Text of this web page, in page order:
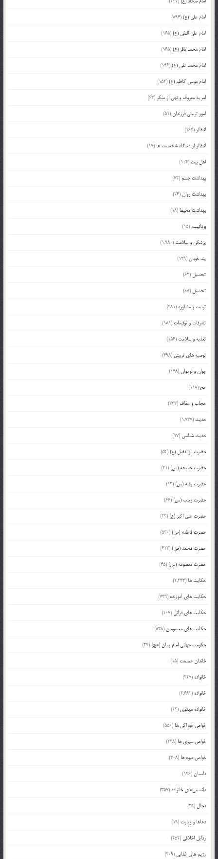
امام علی (ع)(894)
امام علی النقی (ع)(165)
امام محمد باقر (ع)(165)
امام محمد تقی (ع)(146)
امام موسی کاظم (ع)(152)
امر به معروف و نهی از منکر (63)
امور تربیتی فرزندان(51)
انتظار (164)
انتظار از دیدگاه شخصیت ها (17)
اهل بیت (104)
بهداشت جسم(73)
بهداشت روان(26)
بهداشت محیط (18)
بودائیسم(15)
پزشکی و سلامت (1,980)
پند خوبان(129)
تحصیل (62)
تحصیل (65)
تربیت و مشاوره (481)
تشرفات و توقیعات (181)
تغذیه و سلامت (156)
توصیه های تربیتی (498)
جوان و نوجوان(148)
حج (118)
حجاب و عفاف (333)
حدیث (1,737)
حدیث شناسی (97)
حضرت ابوالفضل (ع)(54)
حضرت خدیجه (س)(41)
حضرت رقیه (س)(13)
حضرت زینب (س)(66)
حضرت علی اکبر (ع)(23)
حضرت فاطمه (س)(530)
حضرت محمد (ص)(613)
حضرت معصومه (س)(45)
حکایت ها (2,244)
حکایت های آموزنده (749)
حکایت های قرآنی (107)
حکایت های معصومین (838)
حکومت جهانی امام زمان (عج)(24)
خاندان عصمت (15)
خانواده (227)
خانواده (2,682)
خانواده مهدوی (22)
خواص خوراکی ها (550)
خواص سبزی ها (228)
خواص میوه ها (308)
داستان(146)
دانستنی‌های خانواده (357)
دجال (29)
دعاها و زیارت (19)
رذایل اخلاقی (252)
رژیم های غذایی (209)